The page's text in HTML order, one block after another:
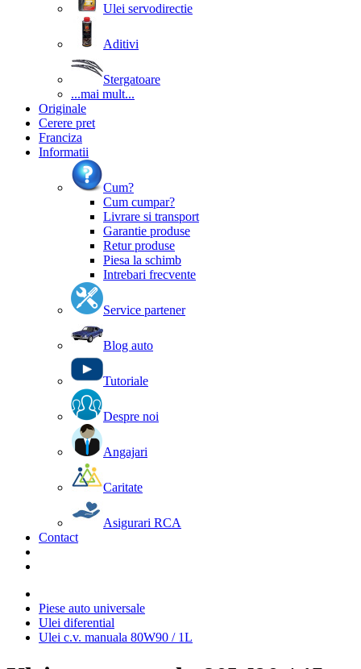
Ulei servodirectie
Aditivi
Stergatoare
...mai mult...
Originale
Cerere pret
Franciza
Informatii
Cum?
Cum cumpar?
Livrare si transport
Garantie produse
Retur produse
Piesa la schimb
Intrebari frecvente
Service partener
Blog auto
Tutoriale
Despre noi
Angajari
Caritate
Asigurari RCA
Contact
Piese auto universale
Ulei diferential
Ulei c.v. manuala 80W90 / 1L